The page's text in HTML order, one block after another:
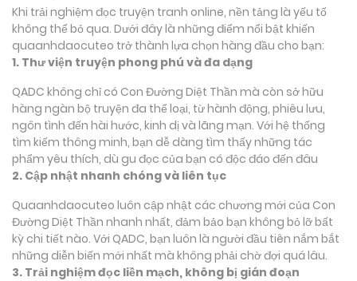
Khi trải nghiệm đọc truyện tranh online, nền tảng là yếu tố
không thể bỏ qua. Dưới đây là những điểm nổi bật khiến
quaanhdaocuteo trở thành lựa chọn hàng đầu cho bạn:
1. Thư viện truyện phong phú và đa dạng
QADC không chỉ có Con Đường Diệt Thần mà còn sở hữu
hàng ngàn bộ truyện đa thể loại, từ hành động, phiêu lưu,
ngôn tình đến hài hước, kinh dị và lãng mạn. Với hệ thống
tìm kiếm thông minh, bạn dễ dàng tìm thấy những tác
phẩm yêu thích, dù gu đọc của bạn có độc đáo đến đâu
2. Cập nhật nhanh chóng và liên tục
Quaanhdaocuteo luôn cập nhật các chương mới của Con
Đường Diệt Thần nhanh nhất, đảm bảo bạn không bỏ lỡ bất
kỳ chi tiết nào. Với QADC, bạn luôn là người đầu tiên nắm bắt
những diễn biến mới nhất mà không phải chờ đợi quá lâu.
3. Trải nghiệm đọc liền mạch, không bị gián đoạn